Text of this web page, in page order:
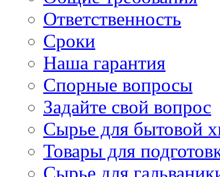
Ответственность
Сроки
Наша гарантия
Спорные вопросы
Задайте свой вопрос
Сырье для бытовой
Товары для